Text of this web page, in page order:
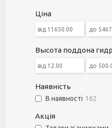
Ціна
Высота поддона
Наявність
В наявності 162
Акція